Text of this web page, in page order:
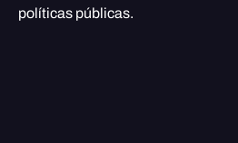
políticas públicas.